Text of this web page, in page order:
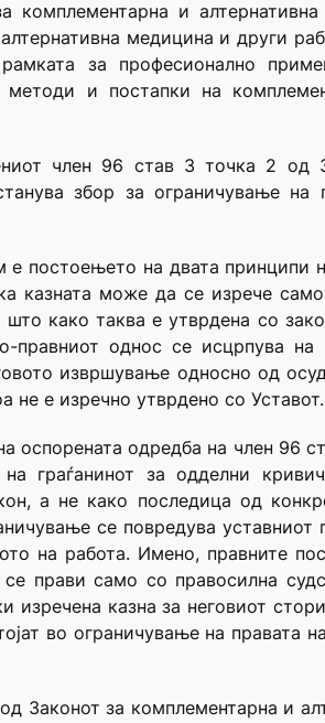
комплементарна и
медицина и други
за професионално
и постапки на
член 96 став 3 точка 2 од
збор за ограничување на
постоењето на двата принципи
казната може да се изрече
како таква е утврдена со
правниот однос се исцрпува на
извршување односно од
не е изречно утврдено со Уставот.
оспорената одредба на член 96
граѓанинот за одделни
а не како последица од
се повредува уставниот
на работа. Имено, правните
прави само со правосилна
изречена казна за неговиот
во ограничување на правата
Законот за комплементарна и